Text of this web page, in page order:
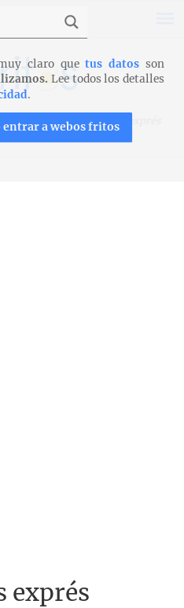
Champiñones exprés
exprés
claro quetus datos son
Lee todos los detalles
.
entrar a webos fritos